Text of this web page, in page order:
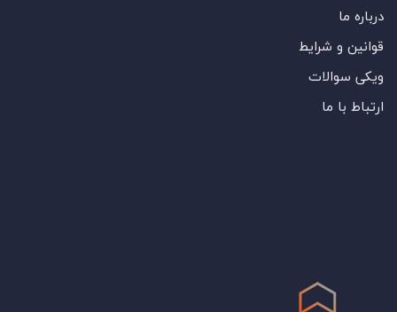
درباره ما
قوانین و شرایط
ویکی سوالات
ارتباط با ما